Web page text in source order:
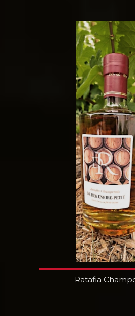
Ratafia